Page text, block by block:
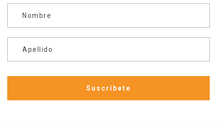
Nombre
Apellido